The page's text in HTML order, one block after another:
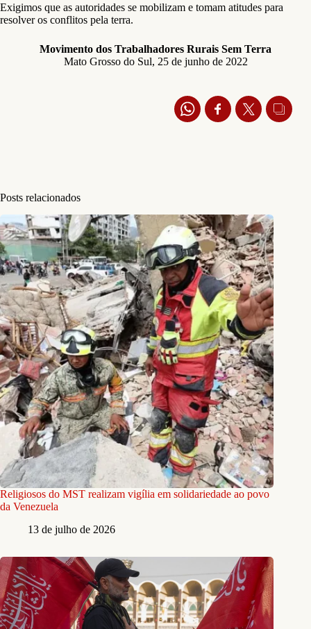
Exigimos que as autoridades se mobilizam e tomam atitudes para
resolver os conflitos pela terra.
Movimento dos Trabalhadores Rurais Sem Terra
Mato Grosso do Sul, 25 de junho de 2022
Posts relacionados
Religiosos do MST realizam vigília em solidariedade ao povo
da Venezuela
13 de julho de 2026